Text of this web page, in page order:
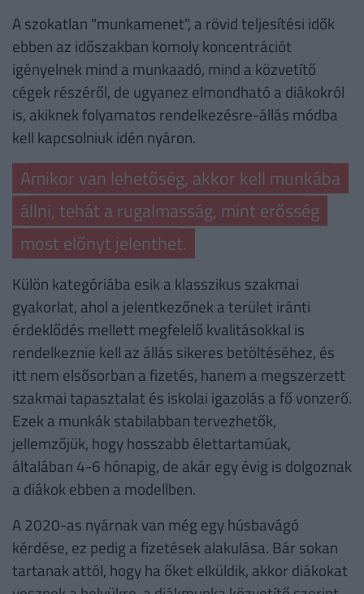
A szokatlan "munkamenet", a rövid teljesítési idők
ebben az időszakban komoly koncentrációt
igényelnek mind a munkaadó, mind a közvetítő
cégek részéről, de ugyanez elmondható a diákokról
is, akiknek folyamatos rendelkezésre-állás módba
kell kapcsolniuk idén nyáron.
Amikor van lehetőség, akkor kell munkába
állni, tehát a rugalmasság, mint erősség
most előnyt jelenthet.
Külön kategóriába esik a klasszikus szakmai
gyakorlat, ahol a jelentkezőnek a terület iránti
érdeklődés mellett megfelelő kvalitásokkal is
rendelkeznie kell az állás sikeres betöltéséhez, és
itt nem elsősorban a fizetés, hanem a megszerzett
szakmai tapasztalat és iskolai igazolás a fő vonzerő.
Ezek a munkák stabilabban tervezhetők,
jellemzőjük, hogy hosszabb élettartamúak,
általában 4-6 hónapig, de akár egy évig is dolgoznak
a diákok ebben a modellben.
A 2020-as nyárnak van még egy húsbavágó
kérdése, ez pedig a fizetések alakulása. Bár sokan
tartanak attól, hogy ha őket elküldik, akkor diákokat